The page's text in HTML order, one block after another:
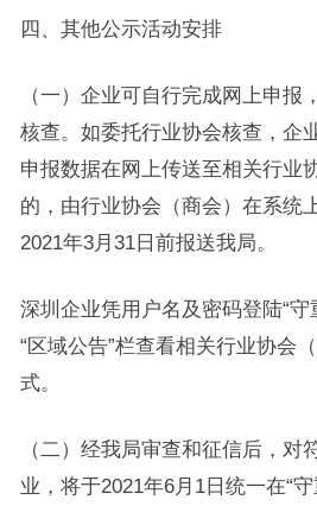
四、其他公示活动安排
（一）企业可自行完成网上申报
核查。如委托行业协会核查，企
申报数据在网上传送至相关行业
的，由行业协会（商会）在系统
2021年3月31日前报送我局。
深圳企业凭用户名及密码登陆“守
“区域公告”栏查看相关行业协会
式。
（二）经我局审查和征信后，对
业，将于2021年6月1日统一在“